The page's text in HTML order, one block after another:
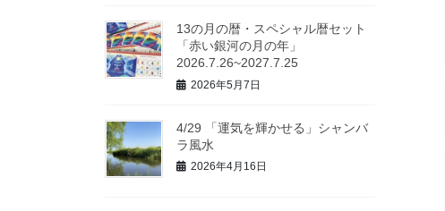
13の月の暦・スペシャル暦セット
「赤い銀河の月の年」
2026.7.26~2027.7.25
2026年5月7日
4/29 「運気を輝かせる」シャンバ
ラ風水
2026年4月16日